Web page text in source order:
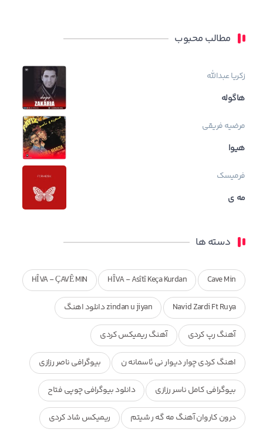
مطالب محبوب
زکریا عبدالله
هاگوله
مرضیه فریقی
هیوا
فرمیسک
مه ی
دسته ها
Cave Min
HÎVA - Asîtî Keça Kurdan
HÎVA - ÇAVÊ MIN
Navid Zardi Ft Ruya zindan u jiyan دانلود اهنگ
آهنگ رپ کردی آهنگ ریمیکس کردی
اهنگ کردی چوار دیوار نی ئاسمانه ن بیوگرافی ناصر رزازی
بیوگرافی کامل ناسر رزازی دانلود بیوگرافی چوپی فتاح
درون کاروان آهنگ مه گه ر شیتم ریمیکس شاد کردی